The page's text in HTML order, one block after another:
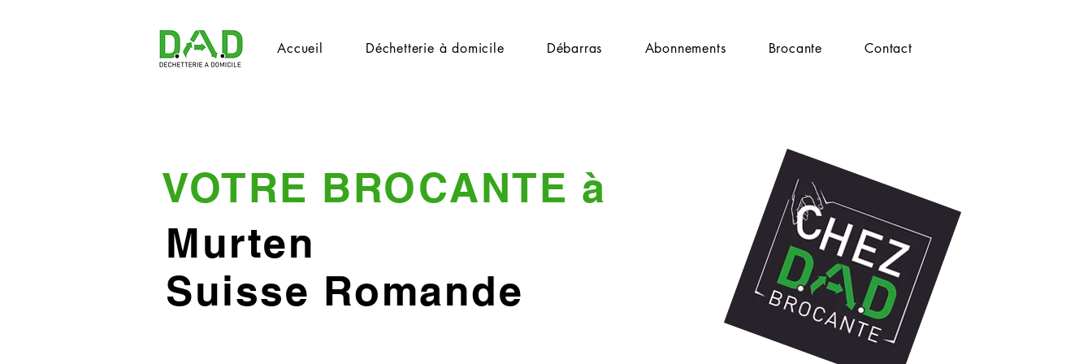
Accueil Déchetterie à domicile Débarras Abonnements Brocante Contact
VOTRE BROCANTE à
Murten
Suisse Romande